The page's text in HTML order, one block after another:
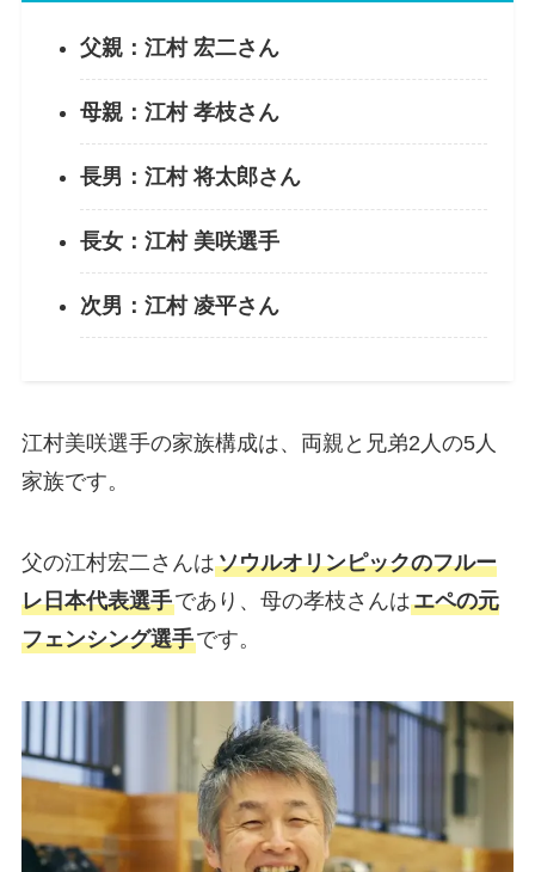
父親：江村 宏二さん
母親：江村 孝枝さん
長男：江村 将太郎さん
長女：江村 美咲選手
次男：江村 凌平さん
江村美咲選手の家族構成は、両親と兄弟2人の5人
家族です。
父の江村宏二さんはソウルオリンピックのフルー
レ日本代表選手であり、母の孝枝さんはエペの元
フェンシング選手です。